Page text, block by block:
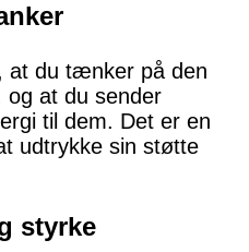
at du tænker på den
og at du sender
til dem. Det er en
udtrykke sin støtte
styrke